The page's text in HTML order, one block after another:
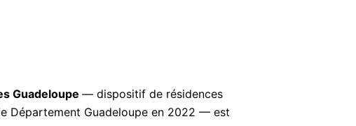
Guadeloupe — dispositif de résidences
Département Guadeloupe en 2022 — est